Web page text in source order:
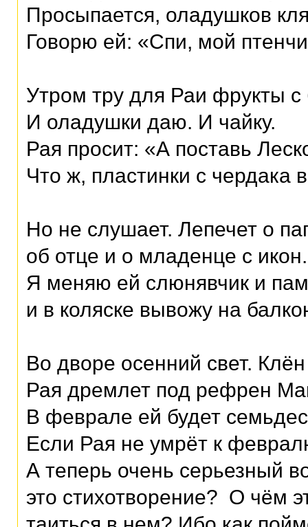
Просыпается, оладушков
Говорю ей: «Спи, мой
Утром тру для Раи фрукты с
И оладушки даю. И чайку.
Рая просит: «А поставь
Что ж, пластинки с чердака
Но не слушает. Лепечет о
об отце и о младенце с икон.
Я меняю ей слюнявчик и
и в коляске вывожу на
Во дворе осенний свет.
Рая дремлет под рефрен
В феврале ей будет
Если Рая не умрёт к
А теперь очень серьезный
это стихотворение? О чём